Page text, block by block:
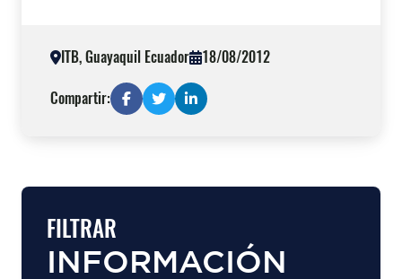
FILTRAR
INFORMACIÓN
ITB, Guayaquil Ecuador 18/08/2012
Compartir: